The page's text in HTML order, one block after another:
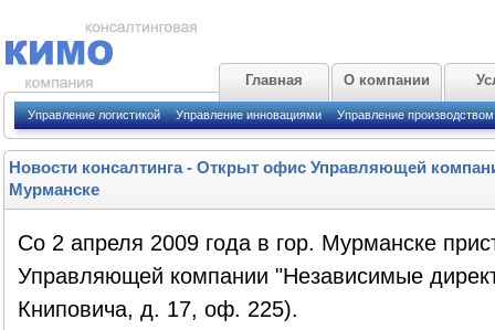
Главная О компании
Управление логистикой Управление инновациями Управление производством
Новости консалтинга- Открыт офис Управляющей
Мурманске
Со 2 апреля 2009 года в гор. Мурманске
Управляющей компании "Независимые
Книповича, д. 17, оф. 225).